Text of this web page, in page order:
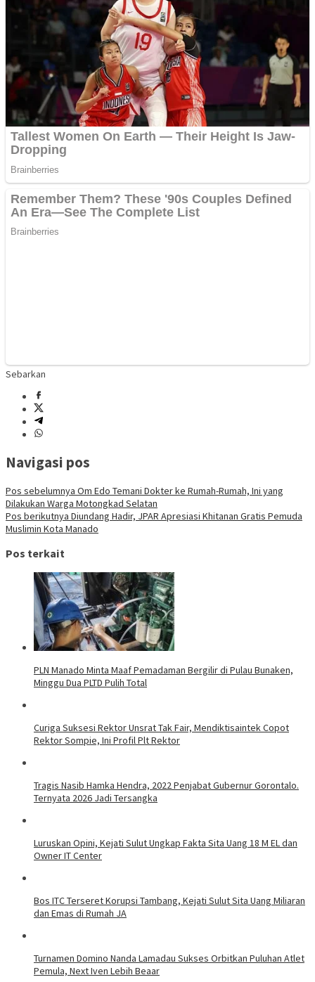
Sebarkan
Navigasi pos
Pos sebelumnya Om Edo Temani Dokter ke Rumah-Rumah, Ini yang
Dilakukan Warga Motongkad Selatan
Pos berikutnya Diundang Hadir, JPAR Apresiasi Khitanan Gratis Pemuda
Muslimin Kota Manado
Pos terkait
PLN Manado Minta Maaf Pemadaman Bergilir di Pulau Bunaken,
Minggu Dua PLTD Pulih Total
Curiga Suksesi Rektor Unsrat Tak Fair, Mendiktisaintek Copot
Rektor Sompie, Ini Profil Plt Rektor
Tragis Nasib Hamka Hendra, 2022 Penjabat Gubernur Gorontalo.
Ternyata 2026 Jadi Tersangka
Luruskan Opini, Kejati Sulut Ungkap Fakta Sita Uang 18 M EL dan
Owner IT Center
Bos ITC Terseret Korupsi Tambang, Kejati Sulut Sita Uang Miliaran
dan Emas di Rumah JA
Turnamen Domino Nanda Lamadau Sukses Orbitkan Puluhan Atlet
Pemula, Next Iven Lebih Beaar